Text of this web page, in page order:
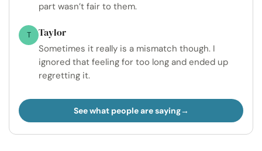
part wasn’t fair to them.
T Taylor
Sometimes it really is a mismatch though. I
ignored that feeling for too long and ended up
regretting it.
See what people are saying